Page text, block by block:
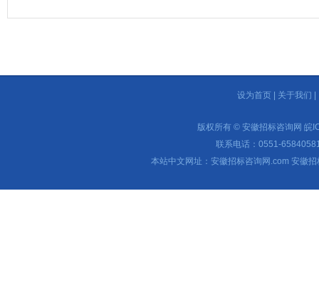
设为首页 关于我们
版权所有 © 安徽招标咨询网 皖
联系电话：0551-
本站中文网址：安徽招标咨询网.com 安徽